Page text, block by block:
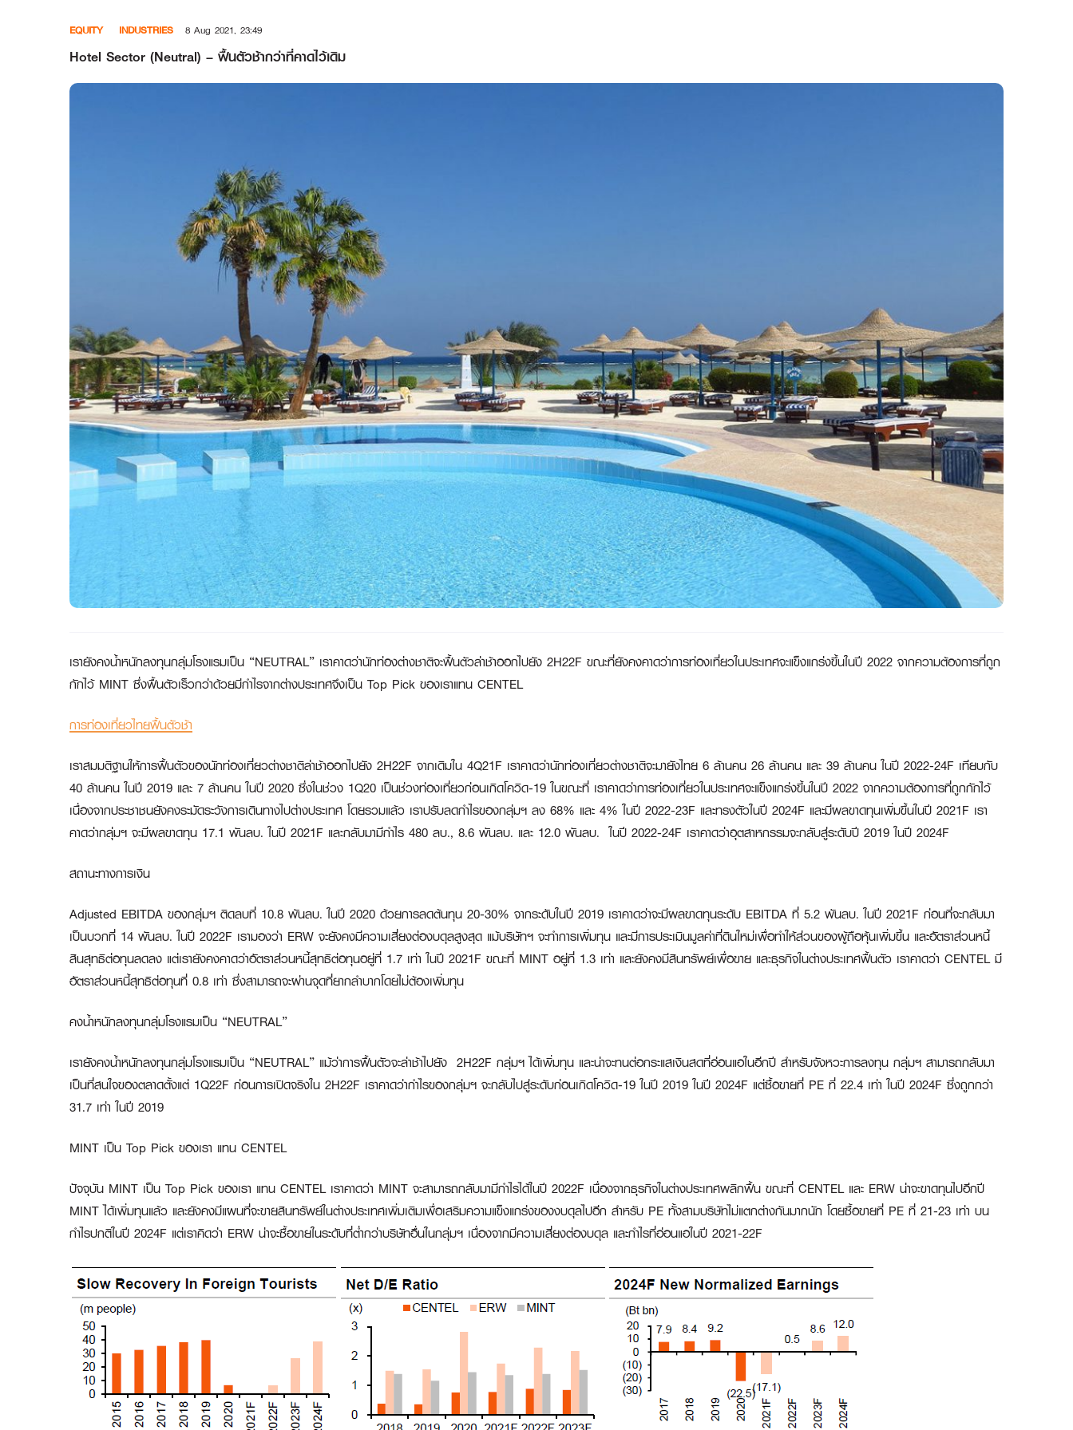
EQUITY INDUSTRIES 8 Aug 2021, 23:49
Hotel Sector (Neutral) – ฟื้นตัวช้ากว่าที่คาดไว้เดิม
เรายังคงน้ำหนักลงทุนกลุ่มโรงแรมเป็น “NEUTRAL” เราคาดว่านักท่องต่างชาติจะฟื้นตัวล่าช้าออกไปยัง 2H22F ขณะที่ยังคงคาดว่าการท่องเที่ยวในประเทศจะแข็งแกร่งขึ้นในปี 2022 จากความต้องการที่ถูก
กักไว้ MINT ซึ่งฟื้นตัวเร็วกว่าด้วยมีกำไรจากต่างประเทศจึงเป็น Top Pick ของเราแทน CENTEL
การท่องเที่ยวไทยฟื้นตัวช้า
เราสมมติฐานให้การฟื้นตัวของนักท่องเที่ยวต่างชาติล่าช้าออกไปยัง 2H22F จากเดิมใน 4Q21F เราคาดว่านักท่องเที่ยวต่างชาติจะมายังไทย 6 ล้านคน 26 ล้านคน และ 39 ล้านคน ในปี 2022-24F เทียบกับ
40 ล้านคน ในปี 2019 และ 7 ล้านคน ในปี 2020 ซึ่งในช่วง 1Q20 เป็นช่วงท่องเที่ยวก่อนเกิดโควิด-19 ในขณะที่ เราคาดว่าการท่องเที่ยวในประเทศจะแข็งแกร่งขึ้นในปี 2022 จากความต้องการที่ถูกกักไว้
เนื่องจากประชาชนยังคงระมัดระวังการเดินทางไปต่างประเทศ โดยรวมแล้ว เราปรับลดกำไรของกลุ่มฯ ลง 68% และ 4% ในปี 2022-23F และทรงตัวในปี 2024F และมีผลขาดทุนเพิ่มขึ้นในปี 2021F เรา
คาดว่ากลุ่มฯ จะมีผลขาดทุน 17.1 พันลบ. ในปี 2021F และกลับมามีกำไร 480 ลบ., 8.6 พันลบ. และ 12.0 พันลบ. ในปี 2022-24F เราคาดว่าอุตสาหกรรมจะกลับสู่ระดับปี 2019 ในปี 2024F
สถานะทางการเงิน
Adjusted EBITDA ของกลุ่มฯ ติดลบที่ 10.8 พันลบ. ในปี 2020 ด้วยการลดต้นทุน 20-30% จากระดับในปี 2019 เราคาดว่าจะมีผลขาดทุนระดับ EBITDA ที่ 5.2 พันลบ. ในปี 2021F ก่อนที่จะกลับมา
เป็นบวกที่ 14 พันลบ. ในปี 2022F เรามองว่า ERW จะยังคงมีความเสี่ยงต่องบดุลสูงสุด แม้บริษัทฯ จะทำการเพิ่มทุน และมีการประเมินมูลค่าที่ดินใหม่เพื่อทำให้ส่วนของผู้ถือหุ้นเพิ่มขึ้น และอัตราส่วนหนี้
สินสุทธิต่อทุนลดลง แต่เรายังคงคาดว่าอัตราส่วนหนี้สุทธิต่อทุนอยู่ที่ 1.7 เท่า ในปี 2021F ขณะที่ MINT อยู่ที่ 1.3 เท่า และยังคงมีสินทรัพย์เพื่อขาย และธุรกิจในต่างประเทศฟื้นตัว เราคาดว่า CENTEL มี
อัตราส่วนหนี้สุทธิต่อทุนที่ 0.8 เท่า ซึ่งสามารถจะผ่านจุดที่ยากลำบากโดยไม่ต้องเพิ่มทุน
คงน้ำหนักลงทุนกลุ่มโรงแรมเป็น “NEUTRAL”
เรายังคงน้ำหนักลงทุนกลุ่มโรงแรมเป็น “NEUTRAL” แม้ว่าการฟื้นตัวจะล่าช้าไปยัง 2H22F กลุ่มฯ ได้เพิ่มทุน และน่าจะทนต่อกระแสเงินสดที่อ่อนแอในอีกปี สำหรับจังหวะการลงทุน กลุ่มฯ สามารถกลับมา
เป็นที่สนใจของตลาดตั้งแต่ 1Q22F ก่อนการเปิดจริงใน 2H22F เราคาดว่ากำไรของกลุ่มฯ จะกลับไปสู่ระดับก่อนเกิดโควิด-19 ในปี 2019 ในปี 2024F แต่ซื้อขายที่ PE ที่ 22.4 เท่า ในปี 2024F ซึ่งถูกกว่า
31.7 เท่า ในปี 2019
MINT เป็น Top Pick ของเรา แทน CENTEL
ปัจจุบัน MINT เป็น Top Pick ของเรา แทน CENTEL เราคาดว่า MINT จะสามารถกลับมามีกำไรได้ในปี 2022F เนื่องจากธุรกิจในต่างประเทศพลิกฟื้น ขณะที่ CENTEL และ ERW น่าจะขาดทุนไปอีกปี
MINT ได้เพิ่มทุนแล้ว และยังคงมีแผนที่จะขายสินทรัพย์ในต่างประเทศเพิ่มเติมเพื่อเสริมความแข็งแกร่งของงบดุลไปอีก สำหรับ PE ทั้งสามบริษัทไม่แตกต่างกันมากนัก โดยซื้อขายที่ PE ที่ 21-23 เท่า บน
กำไรปกติในปี 2024F แต่เราคิดว่า ERW น่าจะซื้อขายในระดับที่ต่ำกว่าบริษัทอื่นในกลุ่มฯ เนื่องจากมีความเสี่ยงต่องบดุล และกำไรที่อ่อนแอในปี 2021-22F